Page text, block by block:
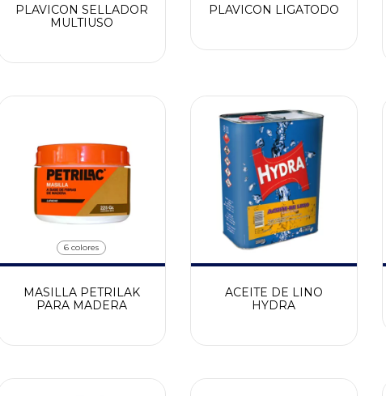
PLAVICON SELLADOR
MULTIUSO
PLAVICON LIGATODO
6 colores
MASILLA PETRILAK
PARA MADERA
ACEITE DE LINO
HYDRA